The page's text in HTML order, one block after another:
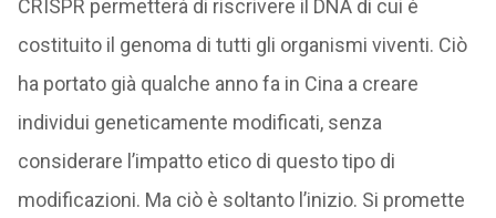
CRISPR permetterà di riscrivere il DNA di cui è
costituito il genoma di tutti gli organismi viventi. Ciò
ha portato già qualche anno fa in Cina a creare
individui geneticamente modificati, senza
considerare l’impatto etico di questo tipo di
modificazioni. Ma ciò è soltanto l’inizio. Si promette